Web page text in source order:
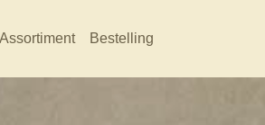
Assortiment Bestelling